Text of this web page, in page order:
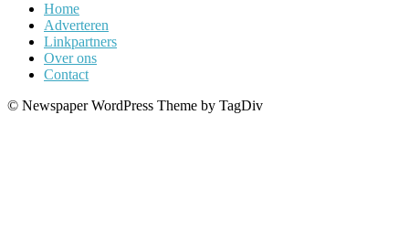
Home
Adverteren
Linkpartners
Over ons
Contact
© Newspaper WordPress Theme by TagDiv